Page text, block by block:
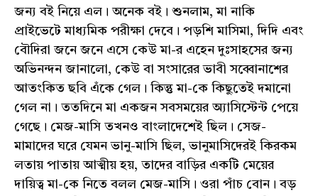
জন্য বই নিয়ে এল। অনেক বই। শুনলাম, মা নাকি
প্রাইভেটে মাধ্যমিক পরীক্ষা দেবে। পড়শি মাসিমা, দিদি এবং
বৌদিরা জনে জনে এসে কেউ মা-র এহেন দুঃসাহসের জন্য
অভিনন্দন জানালো, কেউ বা সংসারের ভাবী সব্বোনাশের
আতংকিত ছবি এঁকে গেল। কিন্তু মা-কে কিছুতেই দমানো
গেল না। ততদিনে মা একজন সবসময়ের অ্যাসিস্টেন্ট পেয়ে
গেছে। মেজ-মাসি তখনও বাংলাদেশেই ছিল। সেজ-
মামাদের ঘরে যেমন ভানু-মাসি ছিল, ভানুমাসিদেরই কিরকম
লতায় পাতায় আত্মীয় হয়, তাদের বাড়ির একটি মেয়ের
দায়িত্ব মা-কে নিতে বলল মেজ-মাসি। ওরা পাঁচ বোন। বড়